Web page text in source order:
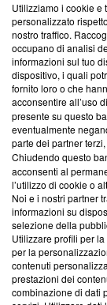
Questa sezione
News, sui nostri
creare news di
‘Trust Project -
ancora membro
parte; Trust
conformità agli
Su di noi
Team
Corporate
Redazione
Informativa
Cookie Policy
Utilizziamo i cookie e
personalizzato
nostro traffico.
occupano di analisi
informazioni sul tuo
dispositivo, i quali
fornito loro o che
acconsentire all’uso
presente su questo
eventualmente
parte dei partner
Chiudendo questo
acconsenti al
l’utilizzo di cookie o
Noi e i nostri partner
informazioni su
selezione della
Utilizzare profili per
per la
contenuti
prestazioni dei
combinazione di dati